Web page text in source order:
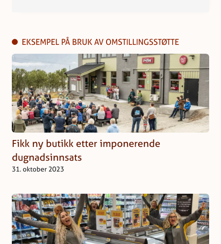
EKSEMPEL PÅ BRUK AV OMSTILLINGSSTØTTE
Fikk ny butikk etter imponerende
dugnadsinnsats
31. oktober 2023